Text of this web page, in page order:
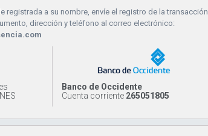
registrada a su nombre, envíe el registro de la transacción
dirección y teléfono al correo electrónico:
Banco de Occidente
Cuenta corriente 265051805